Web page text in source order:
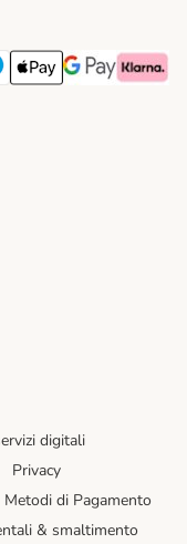
Method
Payment Method
Apple pay. Payment
Google Pay
Klarna
digitali
Privacy
Metodi di Pagamento
& smaltimento